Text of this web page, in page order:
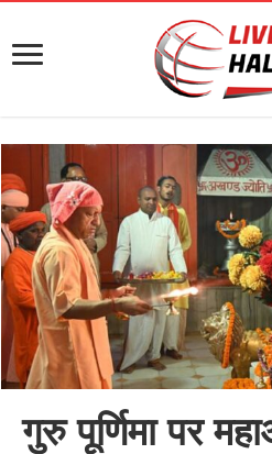
गुरु पूर्णिमा पर